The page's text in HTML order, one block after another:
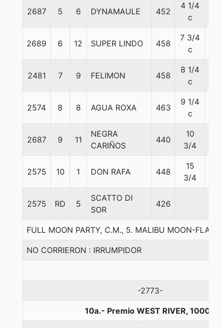
2687 5 6 DYNAMAULE 452
4 1/4
c
2689 6 12 SUPER LINDO 458
7 3/4
c
2481 7 9 FELIMON 458
8 1/4
c
2574 8 8 AGUA ROXA 463
9 1/4
c
2687 9 11
NEGRA
CARIÑOS
440
10
3/4
2575 10 1 DON RAFA 448
15
3/4
2575 RD 5
SCATTO DI
SOR
426
FULL MOON PARTY, C.M., 5. MALIBU MOON-
NO CORRIERON : IRRUMPIDOR
-2773-
10a.- Premio WEST RIVER, 1000